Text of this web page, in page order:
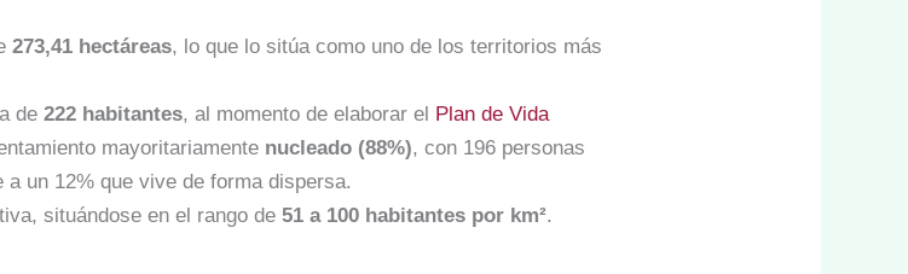
273,41 hectáreas, lo que lo sitúa como uno de los territorios más
de222 habitantes, al momento de elaborar el
Plan de Vida
mayoritariamente nucleado (88%), con 196 personas
un 12% que vive de forma dispersa.
situándose en el rango de51 a 100 habitantes por km².